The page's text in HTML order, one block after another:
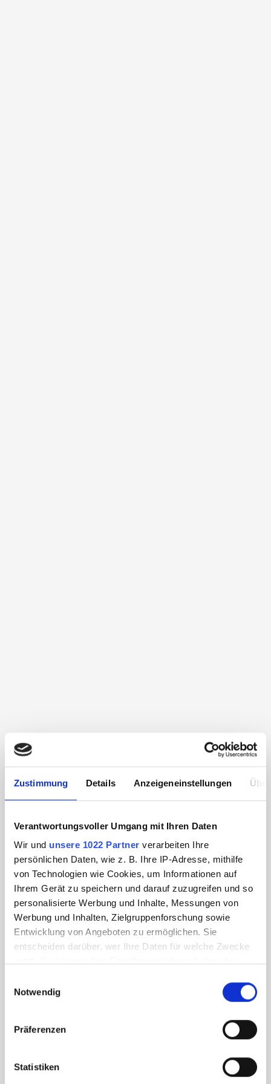
Zustimmung Details Anzeigeneinstellungen
Verantwortungsvoller Umgang mit Ihren Daten
Wir und unsere 1022 Partner verarbeiten Ihre
persönlichen Daten, wie z. B. Ihre IP-Adresse, mithilfe
von Technologien wie Cookies, um Informationen auf
Ihrem Gerät zu speichern und darauf zuzugreifen und so
personalisierte Werbung und Inhalte, Messungen von
Werbung und Inhalten, Zielgruppenforschung sowie
Entwicklung von Angeboten zu ermöglichen. Sie
entscheiden darüber, wer Ihre Daten für welche Zwecke
Trigger Symbol ändern oder widerrufen
Informationen über Ihre geografische Lage
können
Notwendig
Präferenzen
Statistiken